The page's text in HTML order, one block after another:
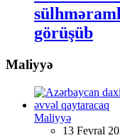
görüşüb
Maliyyə
Maliyyə
13 Fevral